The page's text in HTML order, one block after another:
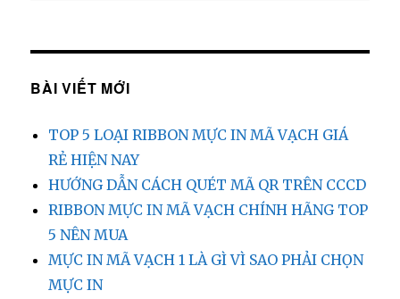
BÀI VIẾT MỚI
TOP 5 LOẠI RIBBON MỰC IN MÃ VẠCH GIÁ
RẺ HIỆN NAY
HƯỚNG DẪN CÁCH QUÉT MÃ QR TRÊN CCCD
RIBBON MỰC IN MÃ VẠCH CHÍNH HÃNG TOP
5 NÊN MUA
MỰC IN MÃ VẠCH 1 LÀ GÌ VÌ SAO PHẢI CHỌN
MỰC IN